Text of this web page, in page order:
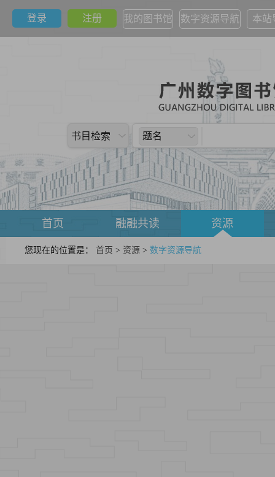
登录 注册 我的图书馆 数字资源导航 本站
书目检索 题名
首页 融融共读 资源
您现在的位置是： 首页 > 资源 > 数字资源导航